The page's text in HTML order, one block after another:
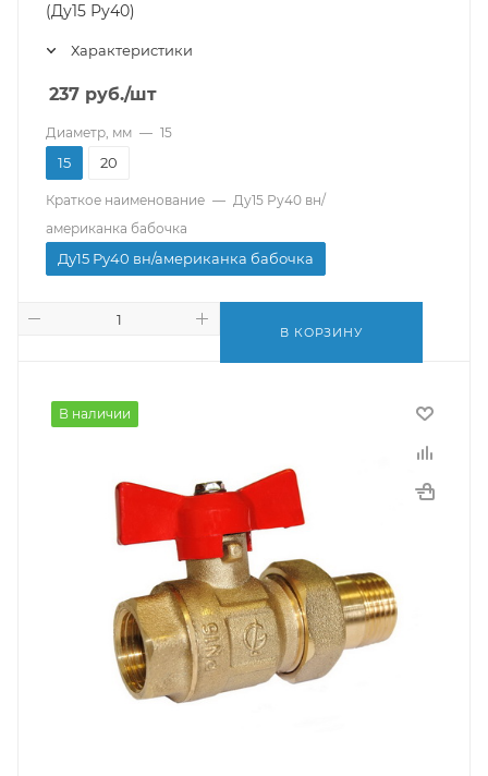
(Ду15 Ру40)
Характеристики
237 руб./шт
Диаметр, мм — 15
15 20
Краткое наименование — Ду15 Ру40 вн/
американка бабочка
Ду15 Ру40 вн/американка бабочка
В КОРЗИНУ
В наличии